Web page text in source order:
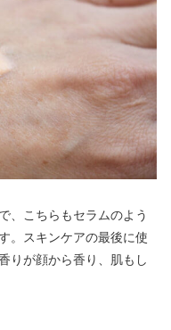
、こちらもセラムのよう
。スキンケアの最後に使
りが顔から香り、肌もし